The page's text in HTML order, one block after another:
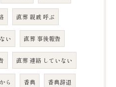
直葬 親戚 呼ぶ
い 直葬 事後報告
直葬 連絡 していない
ら 香典 香典辞退